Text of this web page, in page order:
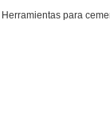
Herramientas para